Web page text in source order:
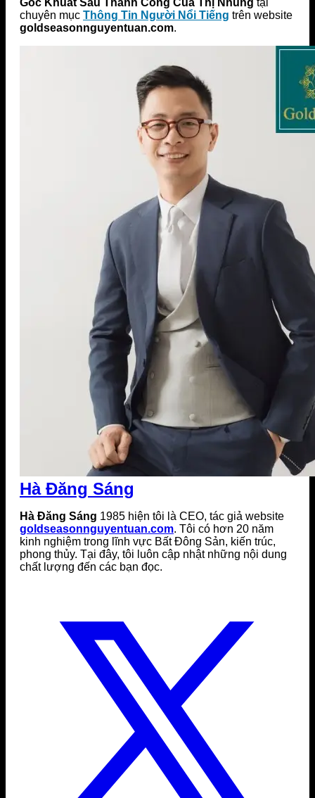
chuyên mục Thông Tin Người Nổi Tiếng trên website
goldseasonnguyentuan.com.
Hà Đăng Sáng
Hà Đăng Sáng 1985 hiện tôi là CEO, tác giả website
goldseasonnguyentuan.com. Tôi có hơn 20 năm
kinh nghiệm trong lĩnh vực Bất Đông Sản, kiến trúc,
phong thủy. Tại đây, tôi luôn cập nhật những nội dung
chất lượng đến các bạn đọc.